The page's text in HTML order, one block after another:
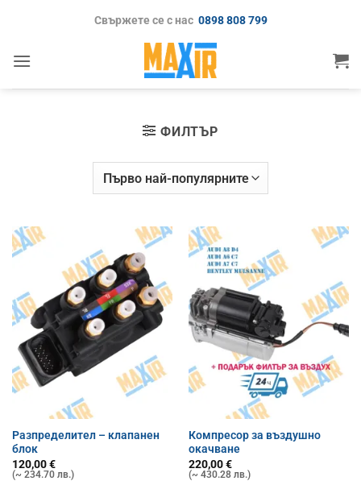
Свържете се с нас 0898 808 799
ФИЛТЪР
Разпределител – клапанен
блок
120,00€
(~ 234.70 лв.)
Компресор за въздушно
окачване
220,00€
(~ 430.28 лв.)